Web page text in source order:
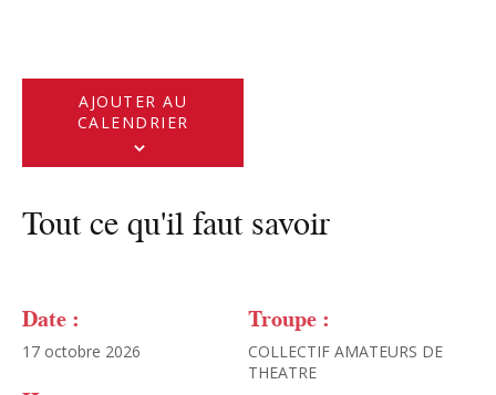
AJOUTER AU
CALENDRIER
Tout ce qu'il faut savoir
Date :
17 octobre 2026
Troupe :
COLLECTIF AMATEURS DE
THEATRE